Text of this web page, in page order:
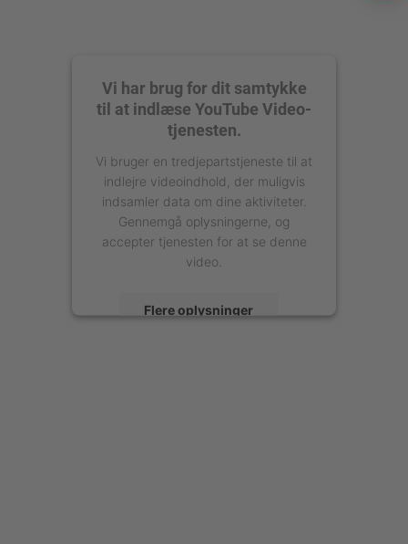
Vi har brug for dit samtykke
til at indlæse YouTube Video-
tjenesten.
Vi bruger en tredjepartstjeneste til at
indlejre videoindhold, der muligvis
indsamler data om dine aktiviteter.
Gennemgå oplysningerne, og
accepter tjenesten for at se denne
video.
Flere oplysninger